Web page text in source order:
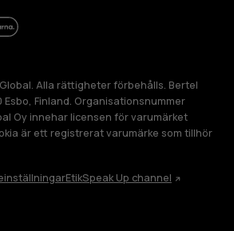
Alla rättigheter förbehålls. Bertel
Finland. Organisationsnummer
Oy innehar licensen för varumärket
är ett registrerat varumärke som tillhör
EtikSpeak Up channel